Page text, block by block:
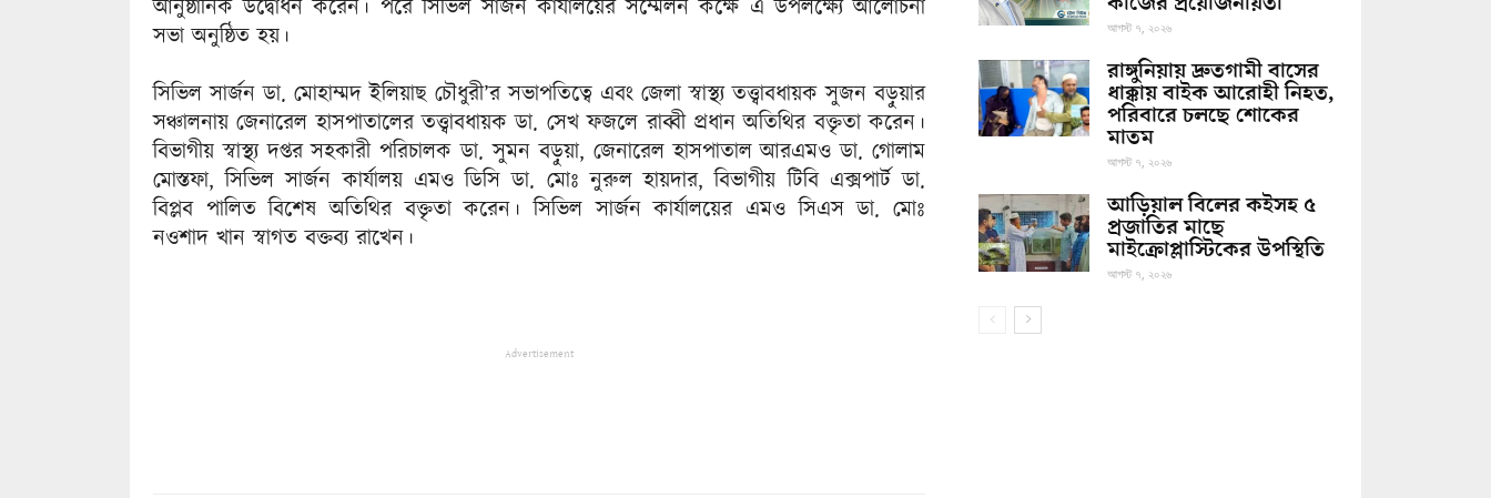
আনুষ্ঠানিক উদ্বোধন করেন। পরে সিভিল সার্জন কার্যালয়ের সম্মেলন কক্ষে এ উপলক্ষ্যে আলোচনা
সভা অনুষ্ঠিত হয়।
সিভিল সার্জন ডা. মোহাম্মদ ইলিয়াছ চৌধুরী’র সভাপতিত্বে এবং জেলা স্বাস্থ্য তত্ত্বাবধায়ক সুজন বড়ুয়ার
সঞ্চালনায় জেনারেল হাসপাতালের তত্ত্বাবধায়ক ডা. সেখ ফজলে রাব্বী প্রধান অতিথির বক্তৃতা করেন।
বিভাগীয় স্বাস্থ্য দপ্তর সহকারী পরিচালক ডা. সুমন বড়ুয়া, জেনারেল হাসপাতাল আরএমও ডা. গোলাম
মোস্তফা, সিভিল সার্জন কার্যালয় এমও ডিসি ডা. মোঃ নুরুল হায়দার, বিভাগীয় টিবি এক্সপার্ট ডা.
বিপ্লব পালিত বিশেষ অতিথির বক্তৃতা করেন। সিভিল সার্জন কার্যালয়ের এমও সিএস ডা. মোঃ
নওশাদ খান স্বাগত বক্তব্য রাখেন।
Advertisement
আগস্ট ৭, ২০২৬
রাঙ্গুনিয়ায় দ্রুতগামী বাসের
ধাক্কায় বাইক আরোহী নিহত,
পরিবারে চলছে শোকের
মাতম
আগস্ট ৭, ২০২৬
আড়িয়াল বিলের কইসহ ৫
প্রজাতির মাছে
মাইক্রোপ্লাস্টিকের উপস্থিতি
আগস্ট ৭, ২০২৬